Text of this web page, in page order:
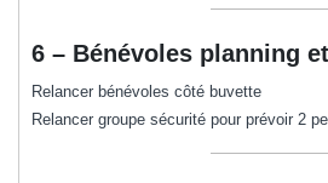
6 – Bénévoles planning
Relancer bénévoles côté buvette
Relancer groupe sécurité pour prévoir 2